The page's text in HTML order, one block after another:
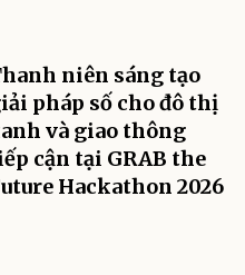
niên sáng tạo
pháp số cho đô thị
và giao thông
cận tại GRAB the
Hackathon 2026